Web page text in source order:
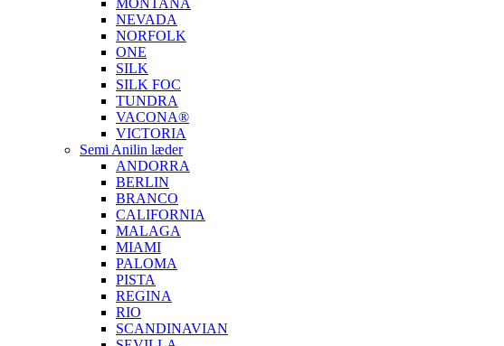
MONTANA
NEVADA
NORFOLK
ONE
SILK
SILK FOC
TUNDRA
VACONA®
VICTORIA
Semi Anilin læder
ANDORRA
BERLIN
BRANCO
CALIFORNIA
MALAGA
MIAMI
PALOMA
PISTA
REGINA
RIO
SCANDINAVIAN